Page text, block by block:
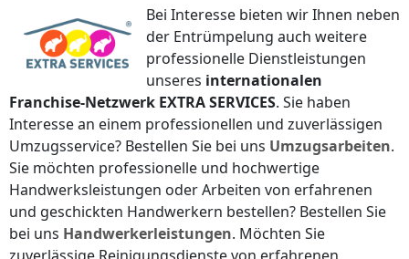
Bei Interesse bieten wir Ihnen neben
der Entrümpelung auch weitere
professionelle Dienstleistungen
unseres internationalen
Franchise-Netzwerk EXTRA SERVICES. Sie haben
Interesse an einem professionellen und zuverlässigen
Umzugsservice? Bestellen Sie bei uns Umzugsarbeiten.
Sie möchten professionelle und hochwertige
Handwerksleistungen oder Arbeiten von erfahrenen
und geschickten Handwerkern bestellen? Bestellen Sie
bei uns Handwerkerleistungen. Möchten Sie